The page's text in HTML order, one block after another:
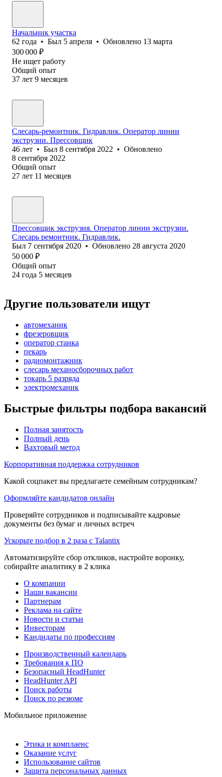
Начальник участка
62 года • Был 5 апреля • Обновлено 13 марта
300 000 ₽
Не ищет работу
Общий опыт
37 лет 9 месяцев
Слесарь-ремонтник. Гидравлик. Оператор линии
экструзии. Прессовщик
46 лет • Был 8 сентября 2022 • Обновлено
8 сентября 2022
Общий опыт
27 лет 11 месяцев
Прессовщик экструзия. Оператор линии экструзии.
Слесарь ремонтник. Гидравлик.
Был 7 сентября 2020 • Обновлено 28 августа 2020
50 000 ₽
Общий опыт
24 года 5 месяцев
Другие пользователи ищут
автомеханик
фрезеровщик
оператор станка
пекарь
радиомонтажник
слесарь механосборочных работ
токарь 5 разряда
электромеханик
Быстрые фильтры подбора вакансий
Полная занятость
Полный день
Вахтовый метод
Корпоративная поддержка сотрудников
Какой соцпакет вы предлагаете семейным сотрудникам?
Оформляйте кандидатов онлайн
Проверяйте сотрудников и подписывайте кадровые
документы без бумаг и личных встреч
Ускорьте подбор в 2 раза с Talantix
Автоматизируйте сбор откликов, настройте воронку,
собирайте аналитику в 2 клика
О компании
Наши вакансии
Партнерам
Реклама на сайте
Новости и статьи
Инвесторам
Кандидаты по профессиям
Производственный календарь
Требования к ПО
Безопасный HeadHunter
HeadHunter API
Поиск работы
Поиск по резюме
Мобильное приложение
Этика и комплаенс
Оказание услуг
Использование сайтов
Защита персональных данных